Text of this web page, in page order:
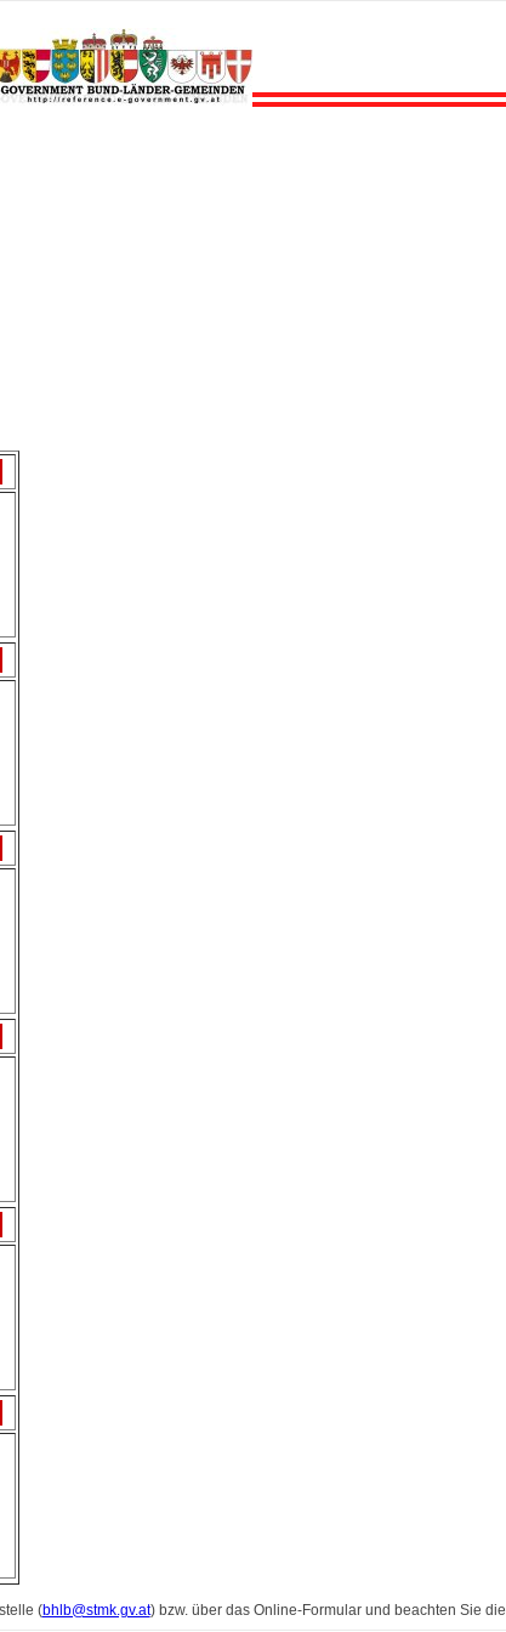
(bhlb@stmk.gv.at) bzw. über das Online-Formular und beachten Sie die